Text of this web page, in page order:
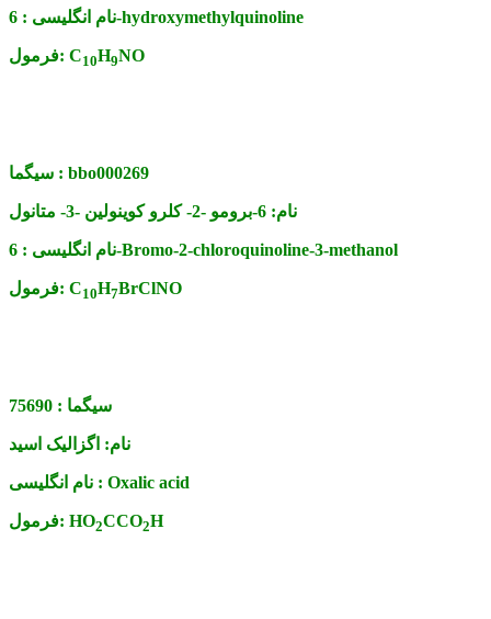
نام انگلیسی :6-hydroxymethylquinoline
فرمول: C10H9NO
سیگما : bbo000269
نام: 6-برومو -2- کلرو کوینولین -3- متانول
نام انگلیسی :6-Bromo-2-chloroquinoline-3-methanol
فرمول: C10H7BrClNO
سیگما : 75690
نام: اگزالیک اسید
نام انگلیسی : Oxalic acid
فرمول: HO2CCO2H